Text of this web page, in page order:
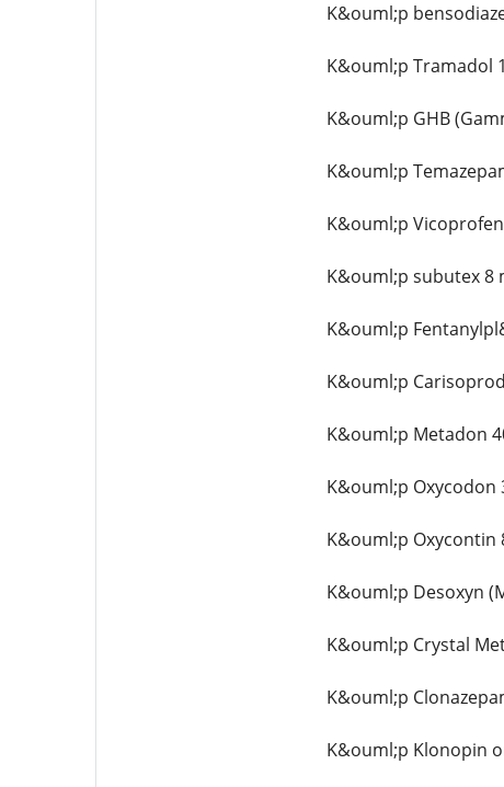
K&ouml;p
K&ouml;p Tramadol
K&ouml;p GHB
K&ouml;p
K&ouml;p
K&ouml;p subutex 8
K&ouml;p
K&ouml;p
K&ouml;p Metadon
K&ouml;p
K&ouml;p
K&ouml;p Desoxyn
K&ouml;p Crystal
K&ouml;p
K&ouml;p Klonopin